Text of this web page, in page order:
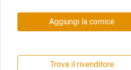
Aggiungi la cornice
Trova il rivenditore